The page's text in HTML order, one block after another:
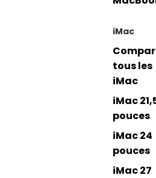
iMac
tous les
iMac
iMac
pouces
iMac 24
pouces
iMac 27